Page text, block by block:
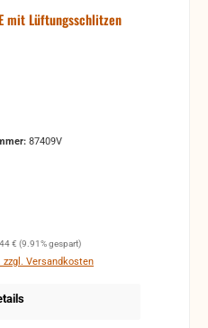
mit Lüftungsschlitzen
87409V
Preis:
€ (9.91% gespart)
Versandkosten